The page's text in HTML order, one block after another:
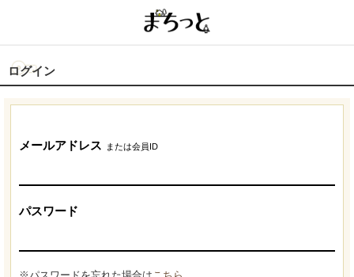
ログイン
メールアドレス または会員ID
パスワード